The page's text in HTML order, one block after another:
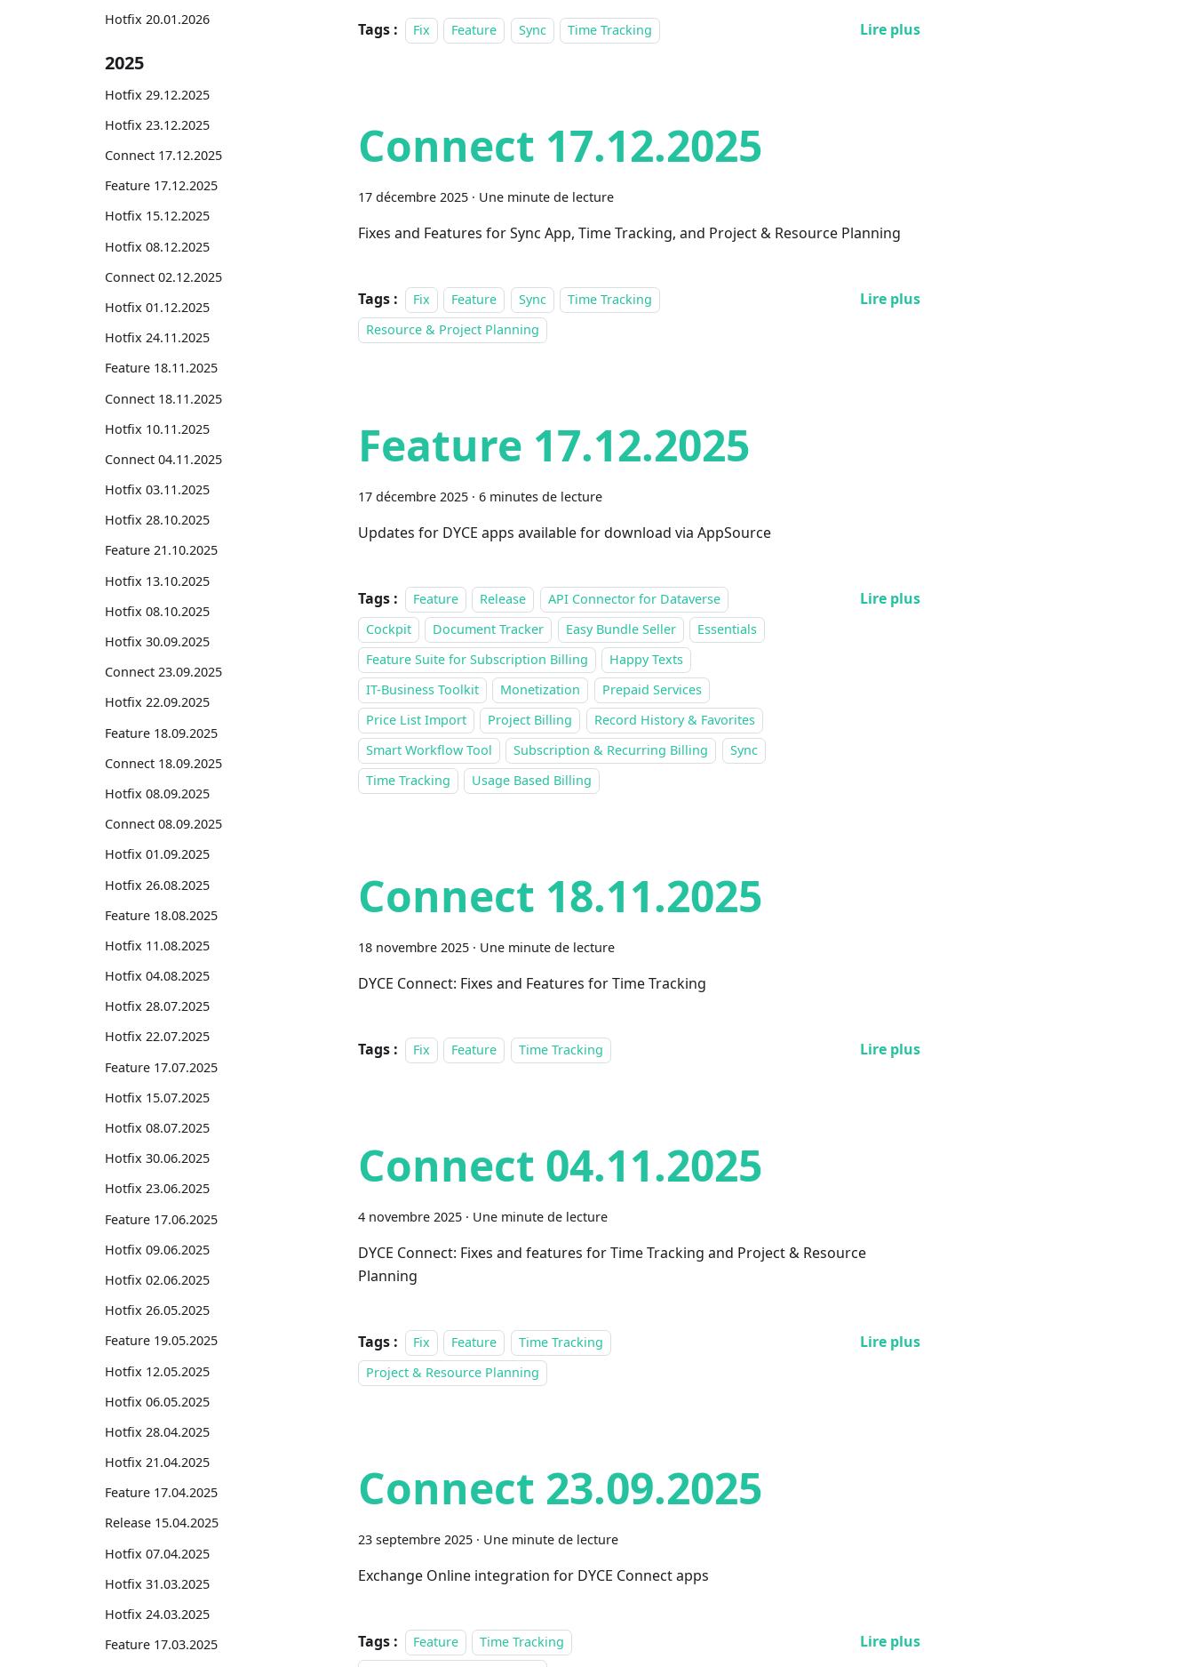
Hotfix 20.01.2026
2025
Hotfix 29.12.2025
Hotfix 23.12.2025
Connect 17.12.2025
Feature 17.12.2025
Hotfix 15.12.2025
Hotfix 08.12.2025
Connect 02.12.2025
Hotfix 01.12.2025
Hotfix 24.11.2025
Feature 18.11.2025
Connect 18.11.2025
Hotfix 10.11.2025
Connect 04.11.2025
Hotfix 03.11.2025
Hotfix 28.10.2025
Feature 21.10.2025
Hotfix 13.10.2025
Hotfix 08.10.2025
Hotfix 30.09.2025
Connect 23.09.2025
Hotfix 22.09.2025
Feature 18.09.2025
Connect 18.09.2025
Hotfix 08.09.2025
Connect 08.09.2025
Hotfix 01.09.2025
Hotfix 26.08.2025
Feature 18.08.2025
Hotfix 11.08.2025
Hotfix 04.08.2025
Hotfix 28.07.2025
Hotfix 22.07.2025
Feature 17.07.2025
Hotfix 15.07.2025
Hotfix 08.07.2025
Hotfix 30.06.2025
Hotfix 23.06.2025
Feature 17.06.2025
Hotfix 09.06.2025
Hotfix 02.06.2025
Hotfix 26.05.2025
Feature 19.05.2025
Hotfix 12.05.2025
Hotfix 06.05.2025
Hotfix 28.04.2025
Hotfix 21.04.2025
Feature 17.04.2025
Release 15.04.2025
Hotfix 07.04.2025
Hotfix 31.03.2025
Hotfix 24.03.2025
Feature 17.03.2025
Tags : Fix Feature Sync Time Tracking Lire plus
Connect 17.12.2025
17 décembre 2025 · Une minute de lecture
Fixes and Features for Sync App, Time Tracking, and Project & Resource Planning
Tags : Fix Feature Sync
Time Tracking
Resource & Project Planning
Lire plus
Feature 17.12.2025
17 décembre 2025 · 6 minutes de lecture
Updates for DYCE apps available for download via AppSource
Tags : Feature Release
API Connector for Dataverse
Cockpit
Document Tracker Easy Bundle Seller
Essentials
Feature Suite for Subscription Billing
Happy Texts
IT-Business Toolkit
Monetization
Prepaid Services
Price List Import
Project Billing
Record History & Favorites
Smart Workflow Tool
Subscription & Recurring Billing
Sync
Time Tracking
Usage Based Billing
Lire plus
Connect 18.11.2025
18 novembre 2025 · Une minute de lecture
DYCE Connect: Fixes and Features for Time Tracking
Tags : Fix Feature Time Tracking Lire plus
Connect 04.11.2025
4 novembre 2025 · Une minute de lecture
DYCE Connect: Fixes and features for Time Tracking and Project & Resource
Planning
Tags : Fix Feature
Time Tracking
Project & Resource Planning
Lire plus
Connect 23.09.2025
23 septembre 2025 · Une minute de lecture
Exchange Online integration for DYCE Connect apps
Tags : Feature
Time Tracking
Lire plus